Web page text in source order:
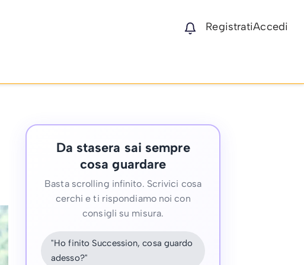
RegistratiAccedi
Da stasera sai sempre
cosa guardare
Basta scrolling infinito. Scrivici cosa
cerchi e ti rispondiamo noi con
consigli su misura.
"Ho finito Succession, cosa guardo
adesso?"